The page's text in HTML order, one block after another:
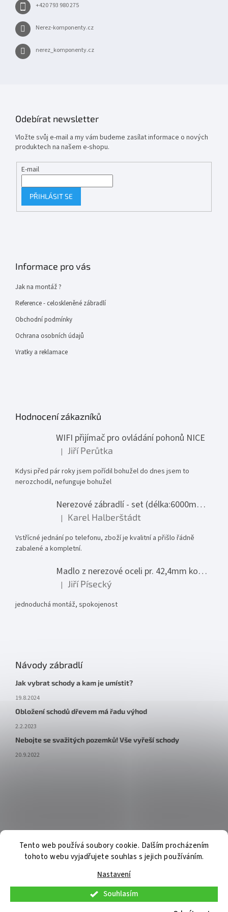
Tento web používá soubory cookie. Dalším procházením
tohoto webu vyjadřujete souhlas s jejich používáním.
Nastavení
Souhlasím
V pátek 7. 8. 2026 budou osobní konzultace a telefonická podpora
dostupné pouze do 9:30. Osobní odběr již připravených objednávek
+420 793 980 275
Nerez-komponenty.cz
nerez_komponenty.cz
Odebírat newsletter
Vložte svůj e-mail a my vám budeme zasílat informace o nových
produktech na našem e-shopu.
E-mail
PŘIHLÁSIT SE
Informace pro vás
Jak na montáž ?
Reference - celoskleněné zábradlí
Obchodní podmínky
Ochrana osobních údajů
Vratky a reklamace
Hodnocení zákazníků
WIFI přijímač pro ovládání pohonů NICE
Hodnocení produktu je 1 z 5 hvězdiček.
| Jiří Perůtka
Kdysi před pár roky jsem pořídil bohužel do dnes jsem to
nerozchodil, nefunguje bohužel
Nerezové zábradlí - set (délka:6000mm x výška:1000mm)
Hodnocení produktu je 5 z 5 hvězdiček.
| Karel Halberštádt
Vstřícné jednání po telefonu, zboží je kvalitní a přišlo řádně
zabalené a kompletní.
Madlo z nerezové oceli pr. 42,4mm komplet - model 0116 - 3000mm
Hodnocení produktu je 5 z 5 hvězdiček.
| Jiří Písecký
jednoduchá montáž, spokojenost
Návody zábradlí
Jak vybrat schody a kam je umístit?
19.8.2024
Obložení schodů dřevem má řadu výhod
2.2.2023
Nebojte se svažitých pozemků! Vše vyřeší schody
20.9.2022